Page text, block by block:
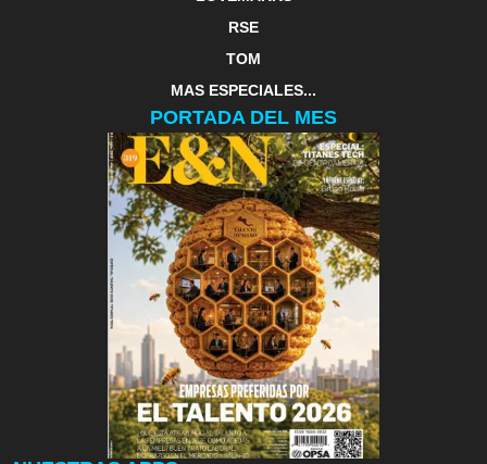
RSE
TOM
MAS ESPECIALES...
PORTADA DEL MES